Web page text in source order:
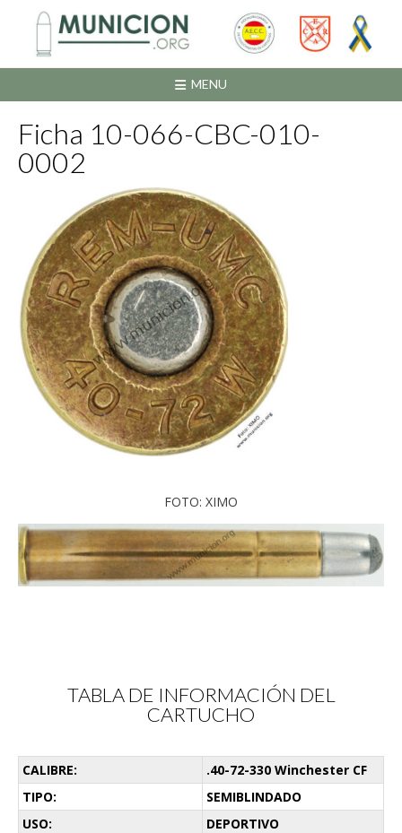
contenido
MENU
Ficha 10-066-CBC-010-
0002
FOTO: XIMO
TABLA DE INFORMACIÓN DEL
CARTUCHO
CALIBRE:
.40-72-330 Winchester CF
TIPO:
SEMIBLINDADO
USO:
DEPORTIVO